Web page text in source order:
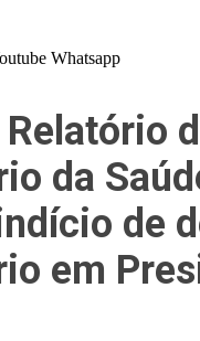
Whatsapp
da
de
em